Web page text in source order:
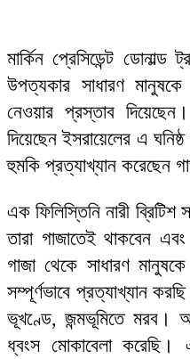
মার্কিন প্রেসিডেন্ট
উপত্যকার সাধারণ
নেওয়ার প্রস্তাব
দিয়েছেন ইসরায়েলের এ
হুমকি প্রত্যাখ্যান করেছেন
এক ফিলিস্তিনি নারী ব্রিটিশ
তারা গাজাতেই থাকবেন
গাজা থেকে সাধারণ
সম্পূর্ণভাবে প্রত্যাখ্যান
ভূখণ্ডে, জন্মভূমিতে মরব।
ধ্বংস মোকাবেলা